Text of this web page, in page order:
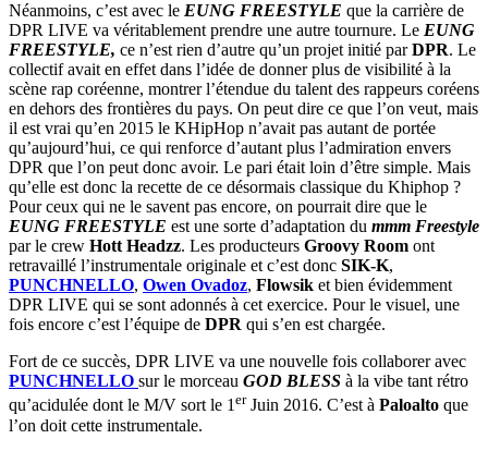
Néanmoins, c’est avec le EUNG FREESTYLE que la carrière de
DPR LIVE va véritablement prendre une autre tournure. Le EUNG
FREESTYLE, ce n’est rien d’autre qu’un projet initié parDPR. Le
collectif avait en effet dans l’idée de donner plus de visibilité à la
scène rap coréenne, montrer l’étendue du talent des rappeurs coréens
en dehors des frontières du pays. On peut dire ce que l’on veut, mais
il est vrai qu’en 2015 le KHipHop n’avait pas autant de portée
qu’aujourd’hui, ce qui renforce d’autant plus l’admiration envers
DPR que l’on peut donc avoir. Le pari était loin d’être simple. Mais
qu’elle est donc la recette de ce désormais classique du Khiphop ?
Pour ceux qui ne le savent pas encore, on pourrait dire que le
EUNG FREESTYLE est une sorte d’adaptation du mmm Freestyle
par le crew Hott Headzz. Les producteurs Groovy Room ont
retravaillé l’instrumentale originale et c’est donc SIK-K,
PUNCHNELLO, Owen Ovadoz, Flowsik et bien évidemment
DPR LIVE qui se sont adonnés à cet exercice. Pour le visuel, une
fois encore c’est l’équipe de DPR qui s’en est chargée.
Fort de ce succès, DPR LIVE va une nouvelle fois collaborer avec
PUNCHNELLO sur le morceau GOD BLESS à la vibe tant rétro
qu’acidulée dont le M/V sort le 1erJuin 2016. C’est à Paloalto que
l’on doit cette instrumentale.